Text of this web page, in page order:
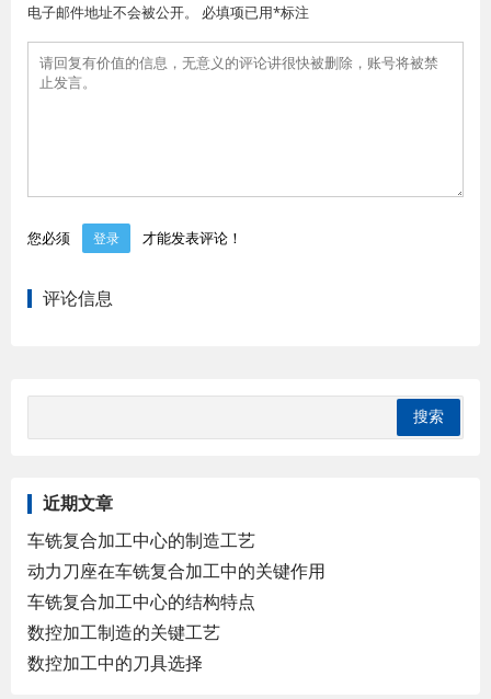
电子邮件地址不会被公开。 必填项已用*标注
您必须 登录 才能发表评论！
评论信息
近期文章
车铣复合加工中心的制造工艺
动力刀座在车铣复合加工中的关键作用
车铣复合加工中心的结构特点
数控加工制造的关键工艺
数控加工中的刀具选择